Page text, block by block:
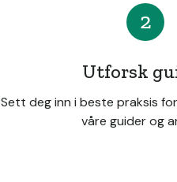
2
Utforsk
Sett deg inn i beste praksis
våre guider og